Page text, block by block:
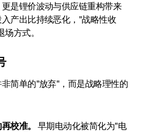
是锂价波动与供应链重构带来
产出比持续恶化，"战略性收
方式。
简单的"放弃"，而是战略理性的
校准。
早期电动化被简化为"电